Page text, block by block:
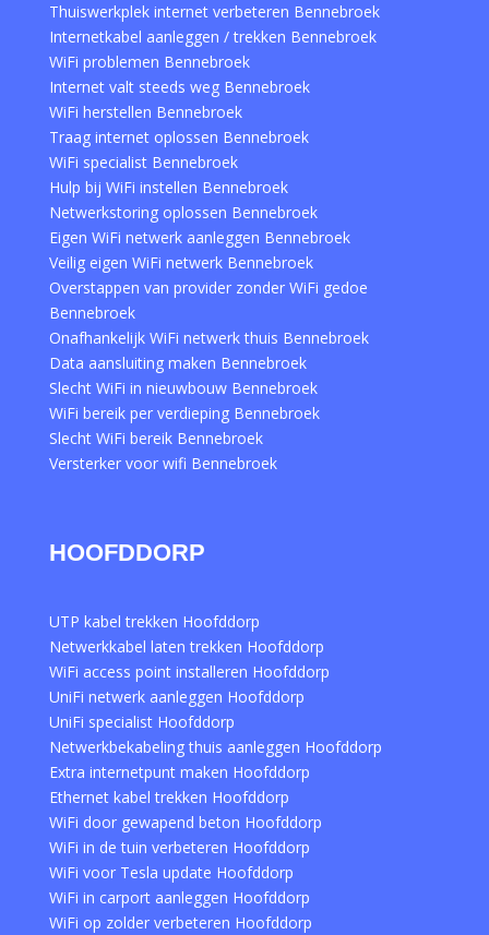
Thuiswerkplek internet verbeteren Bennebroek
Internetkabel aanleggen / trekken Bennebroek
WiFi problemen Bennebroek
Internet valt steeds weg Bennebroek
WiFi herstellen Bennebroek
Traag internet oplossen Bennebroek
WiFi specialist Bennebroek
Hulp bij WiFi instellen Bennebroek
Netwerkstoring oplossen Bennebroek
Eigen WiFi netwerk aanleggen Bennebroek
Veilig eigen WiFi netwerk Bennebroek
Overstappen van provider zonder WiFi gedoe
Bennebroek
Onafhankelijk WiFi netwerk thuis Bennebroek
Data aansluiting maken Bennebroek
Slecht WiFi in nieuwbouw Bennebroek
WiFi bereik per verdieping Bennebroek
Slecht WiFi bereik Bennebroek
Versterker voor wifi Bennebroek
HOOFDDORP
UTP kabel trekken Hoofddorp
Netwerkkabel laten trekken Hoofddorp
WiFi access point installeren Hoofddorp
UniFi netwerk aanleggen Hoofddorp
UniFi specialist Hoofddorp
Netwerkbekabeling thuis aanleggen Hoofddorp
Extra internetpunt maken Hoofddorp
Ethernet kabel trekken Hoofddorp
WiFi door gewapend beton Hoofddorp
WiFi in de tuin verbeteren Hoofddorp
WiFi voor Tesla update Hoofddorp
WiFi in carport aanleggen Hoofddorp
WiFi op zolder verbeteren Hoofddorp